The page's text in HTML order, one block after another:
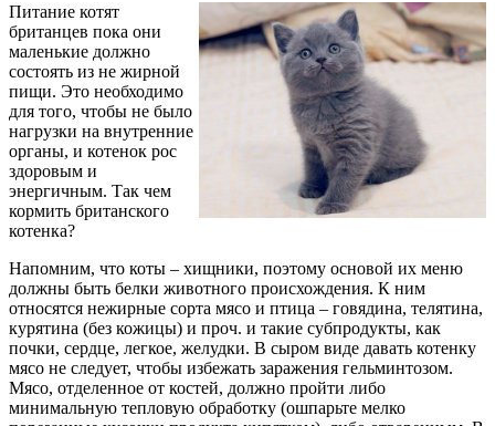
Питание котят
британцев пока они
маленькие должно
состоять из не жирной
пищи. Это необходимо
для того, чтобы не было
нагрузки на внутренние
органы, и котенок рос
здоровым и
энергичным. Так чем
кормить британского
котенка?
Напомним, что коты – хищники, поэтому основой их меню
должны быть белки животного происхождения. К ним
относятся нежирные сорта мясо и птица – говядина, телятина,
курятина (без кожицы) и проч. и такие субпродукты, как
почки, сердце, легкое, желудки. В сыром виде давать котенку
мясо не следует, чтобы избежать заражения гельминтозом.
Мясо, отделенное от костей, должно пройти либо
минимальную тепловую обработку (ошпарьте мелко